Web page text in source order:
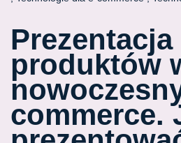
Prezentacja
produktów
commerce.